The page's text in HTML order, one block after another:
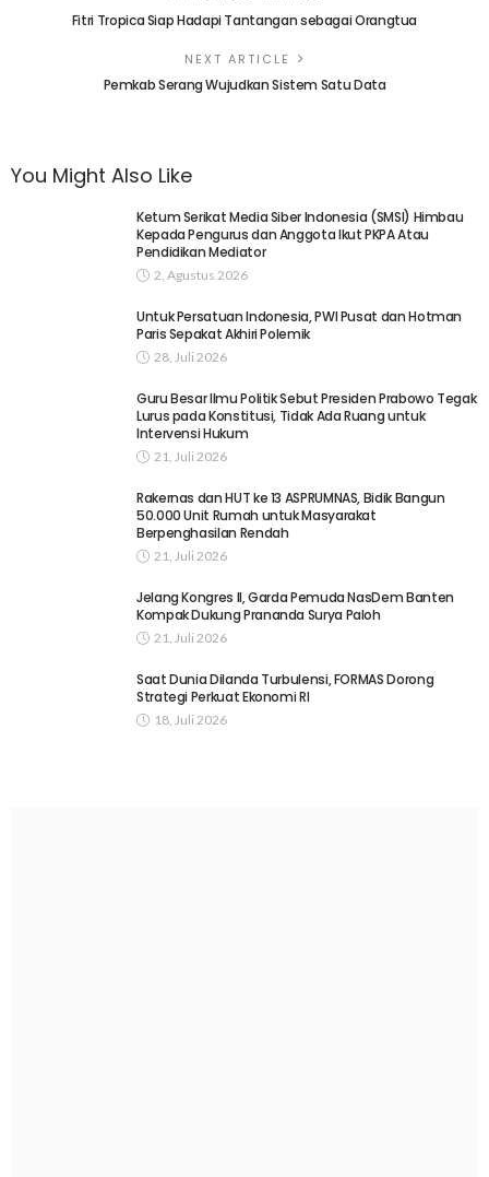
Fitri Tropica Siap Hadapi Tantangan sebagai Orangtua
NEXT ARTICLE
Pemkab Serang Wujudkan Sistem Satu Data
You Might Also Like
Ketum Serikat Media Siber Indonesia (SMSI) Himbau
Kepada Pengurus dan Anggota Ikut PKPA Atau
Pendidikan Mediator
2, Agustus 2026
Untuk Persatuan Indonesia, PWI Pusat dan Hotman
Paris Sepakat Akhiri Polemik
28, Juli 2026
Guru Besar Ilmu Politik Sebut Presiden Prabowo Tegak
Lurus pada Konstitusi, Tidak Ada Ruang untuk
Intervensi Hukum
21, Juli 2026
Rakernas dan HUT ke 13 ASPRUMNAS, Bidik Bangun
50.000 Unit Rumah untuk Masyarakat
Berpenghasilan Rendah
21, Juli 2026
Jelang Kongres II, Garda Pemuda NasDem Banten
Kompak Dukung Prananda Surya Paloh
21, Juli 2026
Saat Dunia Dilanda Turbulensi, FORMAS Dorong
Strategi Perkuat Ekonomi RI
18, Juli 2026